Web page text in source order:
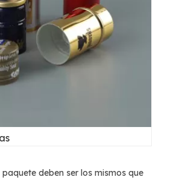
deben ser los mismos que